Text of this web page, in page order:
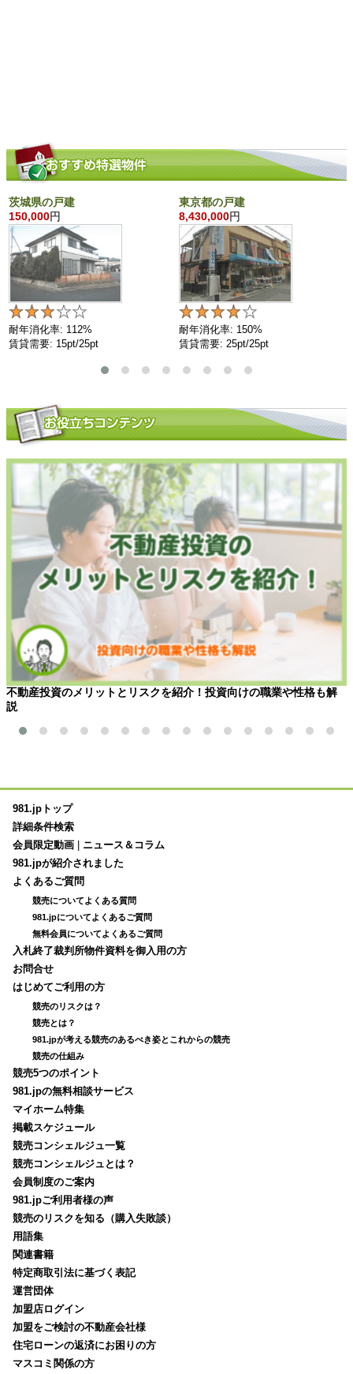
茨城県の戸建
150,000円
耐年消化率: 112%
賃貸需要: 15pt/25pt
東京都の戸建
8,430,000円
耐年消化率: 150%
賃貸需要: 25pt/25pt
不動産投資のメリットとリスクを紹介！投資向けの職業や性格も解
説
981.jpトップ
詳細条件検索
会員限定動画
ニュース＆コラム
981.jpが紹介されました
よくあるご質問
競売についてよくある質問
981.jpについてよくあるご質問
無料会員についてよくあるご質問
入札終了裁判所物件資料を御入用の方
お問合せ
はじめてご利用の方
競売のリスクは？
競売とは？
981.jpが考える競売のあるべき姿とこれからの競売
競売の仕組み
競売5つのポイント
981.jpの無料相談サービス
マイホーム特集
掲載スケジュール
競売コンシェルジュ一覧
競売コンシェルジュとは？
会員制度のご案内
981.jpご利用者様の声
競売のリスクを知る（購入失敗談）
用語集
関連書籍
特定商取引法に基づく表記
運営団体
加盟店ログイン
加盟をご検討の不動産会社様
住宅ローンの返済にお困りの方
マスコミ関係の方